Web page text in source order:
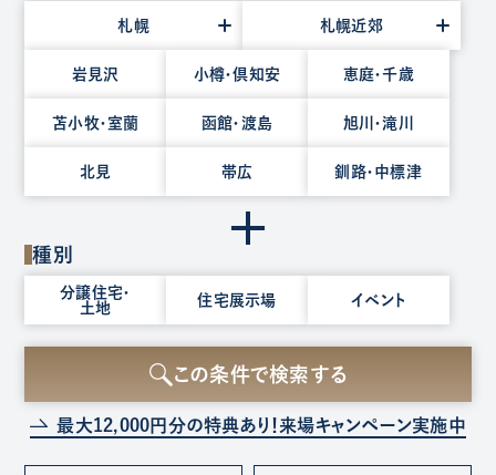
札幌 札幌近郊
岩見沢 小樽・倶知安 恵庭・千歳
苫小牧・室蘭 函館・渡島 旭川・滝川
北見 帯広 釧路・中標津
種別
を
択
分譲住宅・
土地
住宅展示場 イベント
この条件で検索する
最大12,000円分の特典あり！来場キャンペーン実施中